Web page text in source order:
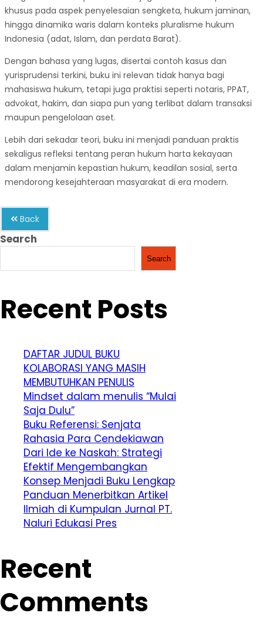
khusus pada aspek penyelesaian sengketa, hukum jaminan,
hingga dinamika waris dalam konteks pluralisme hukum
Indonesia (adat, Islam, dan perdata Barat).
Dengan bahasa yang lugas, disertai contoh kasus dan
yurisprudensi terkini, buku ini relevan tidak hanya bagi
mahasiswa hukum, tetapi juga praktisi seperti notaris, PPAT,
advokat, hakim, dan siapa pun yang terlibat dalam transaksi
maupun pengelolaan aset.
Lebih dari sekadar teori, buku ini menjadi panduan praktis
sekaligus refleksi tentang peran hukum harta kekayaan
dalam menjamin kepastian hukum, keadilan sosial, serta
mendorong kesejahteraan masyarakat di era modern.
Back
Search
Search
Recent Posts
DAFTAR JUDUL BUKU
KOLABORASI YANG MASIH
MEMBUTUHKAN PENULIS
Mindset dalam menulis “Mulai
Saja Dulu”
Buku Referensi: Senjata
Rahasia Para Cendekiawan
Dari Ide ke Naskah: Strategi
Efektif Mengembangkan
Konsep Menjadi Buku Lengkap
Panduan Menerbitkan Artikel
Ilmiah di Kumpulan Jurnal PT.
Naluri Edukasi Pres
Recent
Comments